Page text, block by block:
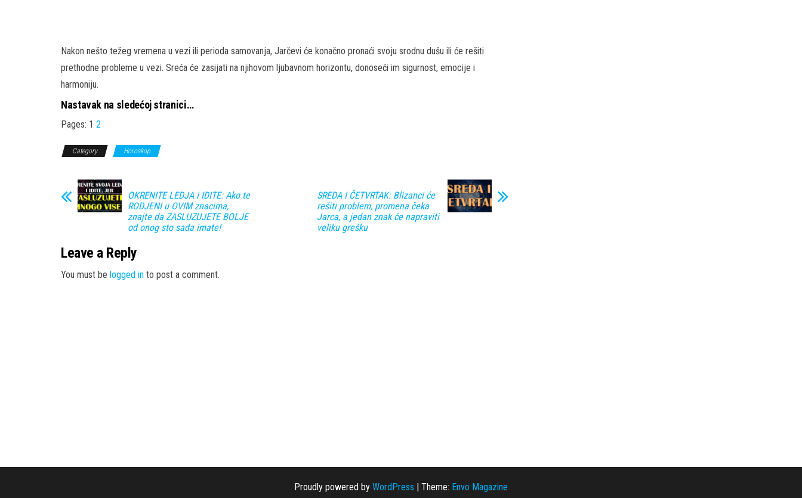
Nakon nešto težeg vremena u vezi ili perioda samovanja, Jarčevi će konačno pronaći svoju srodnu dušu ili će rešiti
prethodne probleme u vezi. Sreća će zasijati na njihovom ljubavnom horizontu, donoseći im sigurnost, emocije i
harmoniju.
Nastavak na sledećoj stranici…
Pages: 1 2
Category Horoskop
OKRENITE LEDJA i IDITE: Ako te
RODJENI u OVIM znacima,
znajte da ZASLUZUJETE BOLJE
od onog sto sada imate!
SREDA I ČETVRTAK: Blizanci će
rešiti problem, promena čeka
Jarca, a jedan znak će napraviti
veliku grešku
Leave a Reply
You must be logged in to post a comment.
Proudly powered by WordPress | Theme: Envo Magazine